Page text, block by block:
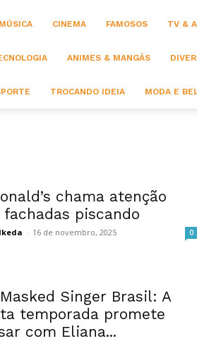
MÚSICA CINEMA FAMOSOS TV &
ANIMES & MANGÁS
TROCANDO IDEIA MODA E
chama atenção
fachadas piscando
- 16 de novembro, 2025 0
Singer Brasil: A
temporada promete
com Eliana...